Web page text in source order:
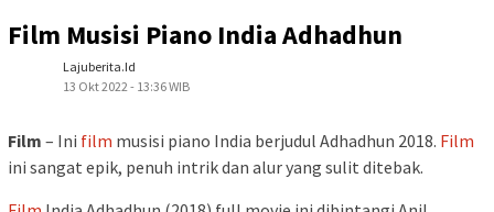
Film Musisi Piano India Adhadhun
Lajuberita.id
13 Okt 2022 - 13:36 WIB
Film – Ini film musisi piano India berjudul Adhadhun 2018. Film
ini sangat epik, penuh intrik dan alur yang sulit ditebak.